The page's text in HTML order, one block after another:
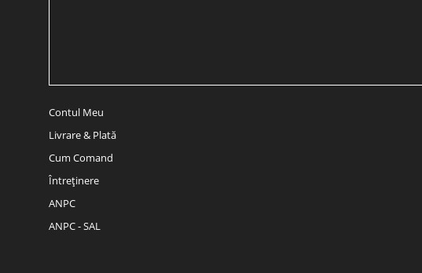
Contul Meu
Livrare & Plată
Cum Comand
Întreținere
ANPC
ANPC - SAL